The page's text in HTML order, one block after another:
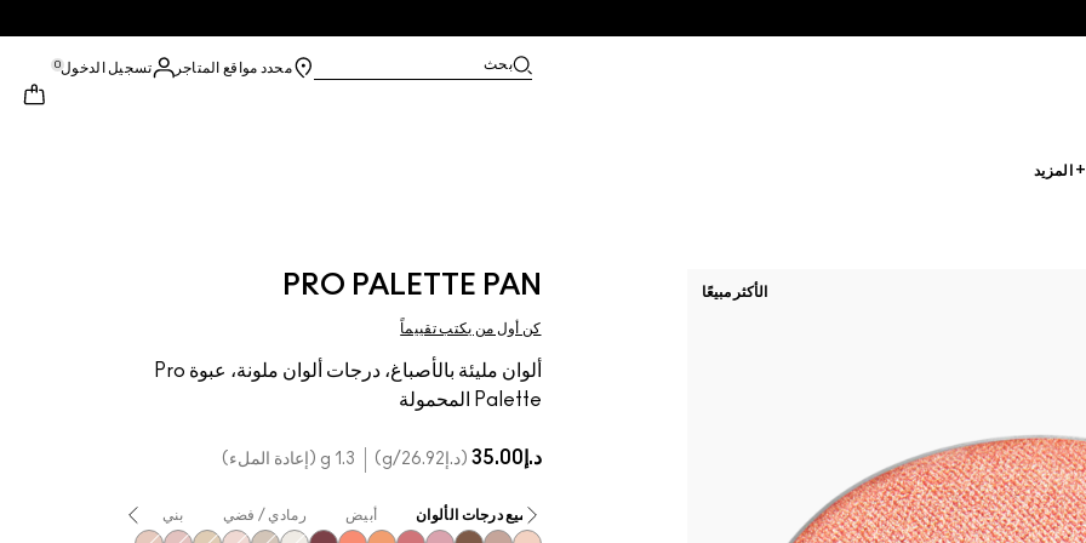
بحث محدد مواقع المتاجر تسجيل الدخول0
المزيد
PRO PALETTE PAN
كن أول من يكتب تقييماً
ألوان مليئة بالأصباغ، درجات ألوان ملونة، عبوة Pro
Palette المحمولة
الأكثر مبيعًا
د.إ35.00 د.إ26.92 /g 1.3 g (إعادة الملء)
جميع درجات الألوان أبيض رمادي / فضي بني